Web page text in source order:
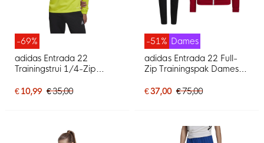
-69%
adidas Entrada 22
Trainingstrui 1/4-Zip
€ 10,99 € 35,00
-51% Dames
adidas Entrada 22 Full-
Zip Trainingspak Dames
€ 37,00 € 75,00